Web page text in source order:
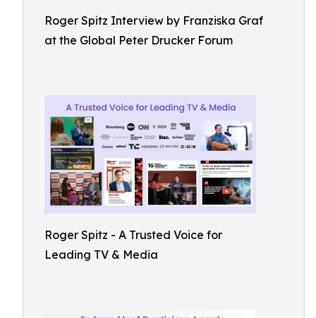
Roger Spitz Interview by Franziska Graf
at the Global Peter Drucker Forum
Roger Spitz - A Trusted Voice for
Leading TV & Media